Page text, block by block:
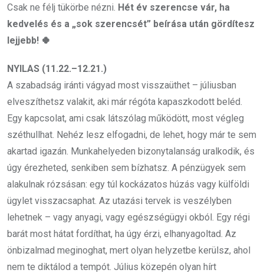
Csak ne félj tükörbe nézni. Hét év szerencse vár, ha
kedvelés és a „sok szerencsét” beírása után gördítesz
lejjebb! 🍀
NYILAS (11.22.–12.21.)
A szabadság iránti vágyad most visszaüthet – júliusban
elveszíthetsz valakit, aki már régóta kapaszkodott beléd.
Egy kapcsolat, ami csak látszólag működött, most végleg
széthullhat. Nehéz lesz elfogadni, de lehet, hogy már te sem
akartad igazán. Munkahelyeden bizonytalanság uralkodik, és
úgy érezheted, senkiben sem bízhatsz. A pénzügyek sem
alakulnak rózsásan: egy túl kockázatos húzás vagy külföldi
ügylet visszacsaphat. Az utazási tervek is veszélyben
lehetnek – vagy anyagi, vagy egészségügyi okból. Egy régi
barát most hátat fordíthat, ha úgy érzi, elhanyagoltad. Az
önbizalmad meginoghat, mert olyan helyzetbe kerülsz, ahol
nem te diktálod a tempót. Július közepén olyan hírt